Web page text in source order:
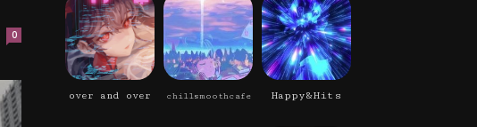
0
over and over chillsmoothcafe Happy&Hits